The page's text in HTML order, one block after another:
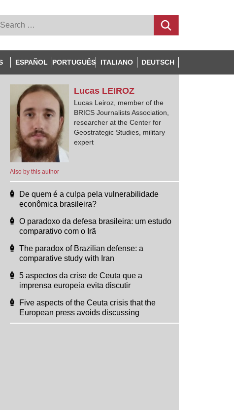
ESPAÑOL PORTUGUÊS ITALIANO DEUTSCH
Also by this author
Lucas LEIROZ
Lucas Leiroz, member of the
BRICS Journalists Association,
researcher at the Center for
Geostrategic Studies, military
expert
De quem é a culpa pela vulnerabilidade
econômica brasileira?
O paradoxo da defesa brasileira: um estudo
comparativo com o Irã
The paradox of Brazilian defense: a
comparative study with Iran
5 aspectos da crise de Ceuta que a
imprensa europeia evita discutir
Five aspects of the Ceuta crisis that the
European press avoids discussing